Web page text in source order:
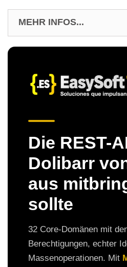
MEHR INFOS...
Die REST-
Dolibarr
aus
sollte
32 Core-Domänen mit
Berechtigungen, echter
Massenoperationen. Mit